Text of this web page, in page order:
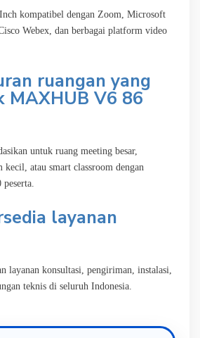
kompatibel dengan Zoom, Microsoft
Webex, dan berbagai platform video
ruangan yang
MAXHUB V6 86
untuk ruang meeting besar,
atau smart classroom dengan
layanan
layanan konsultasi, pengiriman, instalasi,
teknis di seluruh Indonesia.